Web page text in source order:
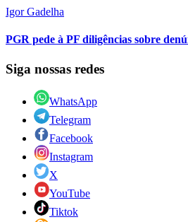
Igor Gadelha
PGR pede à PF diligências sobre
Siga nossas redes
WhatsApp
Telegram
Facebook
Instagram
X
YouTube
Tiktok